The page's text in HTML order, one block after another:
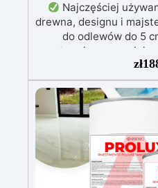
Najczęściej
drewna, designu i
do odlewów do 5
egzotermia
żółknięcie dzięki
mechanicznej.
pęcherzyki powietrza
wykończenie.
wolna od BPA/
długotrwałego
zł